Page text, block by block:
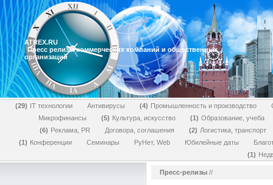
ATREX.RU
Пресс релизы коммерческих компаний и общественных
организаций
29 IT технологии Антивирусы 4 Промышленность и производство
Микрофинансы
5 Культура, искусство 1
Образование, учеба
6
Реклама, PR Договора, соглашения 2
Логистика, транспорт
1
Конференции Семинары РуНет, Web Юбилейные даты
1
Пресс-релизы //